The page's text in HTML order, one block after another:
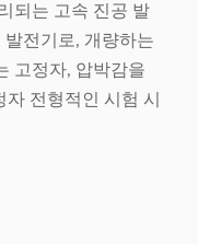
되는 고속 진공 발
전기로, 개량하는
고정자, 압박감을
전형적인 시험 시